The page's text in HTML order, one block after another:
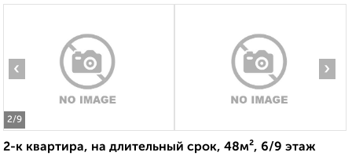
2/9
‹ ›
2-к квартира, на длительный срок, 48м², 6/9 этаж